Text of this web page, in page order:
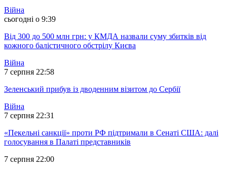
Війна
сьогодні о 9:39
Від 300 до 500 млн грн: у КМДА назвали суму збитків від
кожного балістичного обстрілу Києва
Війна
7 серпня 22:58
Зеленський прибув із дводенним візитом до Сербії
Війна
7 серпня 22:31
«Пекельні санкції» проти РФ підтримали в Сенаті США: далі
голосування в Палаті представників
7 серпня 22:00